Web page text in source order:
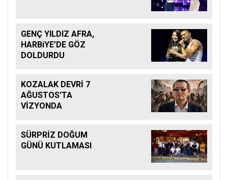
GENÇ YILDIZ AFRA,
HARBiYE’DE GÖZ
DOLDURDU
KOZALAK DEVRİ 7
AĞUSTOS'TA
VİZYONDA
SÜRPRİZ DOĞUM
GÜNÜ KUTLAMASI